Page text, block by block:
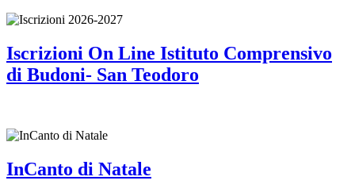
Iscrizioni On Line Istituto Comprensivo
di Budoni- San Teodoro
InCanto di Natale